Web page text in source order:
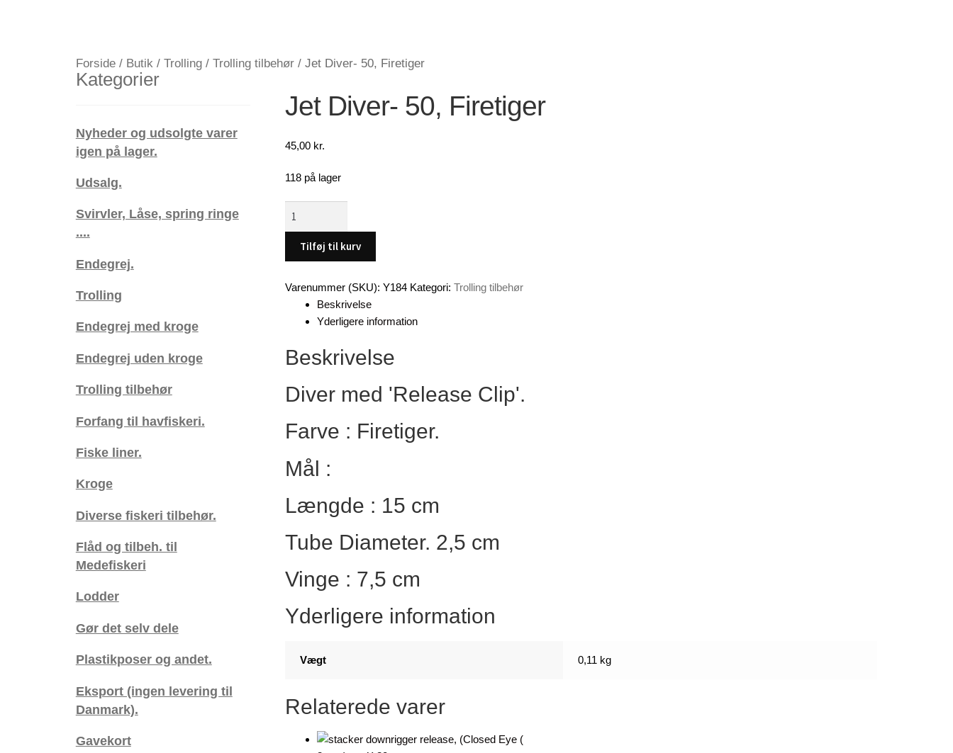
Forside/ Butik / Trolling/ Trolling tilbehør/ Jet Diver- 50, Firetiger
Jet Diver- 50, Firetiger
45,00 kr.
118 på lager
Firetiger
Tilføj til kurv
Varenummer (SKU): Y184 Kategori: Trolling tilbehør
Beskrivelse
Yderligere information
Beskrivelse
Diver med 'Release Clip'.
Farve : Firetiger.
Mål :
Længde : 15 cm
Tube Diameter. 2,5 cm
Vinge : 7,5 cm
Yderligere information
Vægt 0,11 kg
Relaterede varer
Kategorier
Nyheder og udsolgte varer
igen på lager.
Udsalg.
Svirvler, Låse, spring ringe
....
Endegrej.
Trolling
Endegrej med kroge
Endegrej uden kroge
Trolling tilbehør
Forfang til havfiskeri.
Fiske liner.
Kroge
Diverse fiskeri tilbehør.
Flåd og tilbeh. til
Medefiskeri
Lodder
Gør det selv dele
Plastikposer og andet.
Eksport (ingen levering til
Danmark).
Gavekort